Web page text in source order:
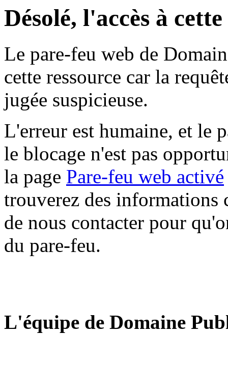
Désolé, l'accès à
Le pare-feu web de
cette ressource car la
jugée suspicieuse.
L'erreur est humaine, et le
le blocage n'est pas
la page Pare-feu web activé
trouverez des informations
de nous contacter pour
du pare-feu.
L'équipe de Domaine